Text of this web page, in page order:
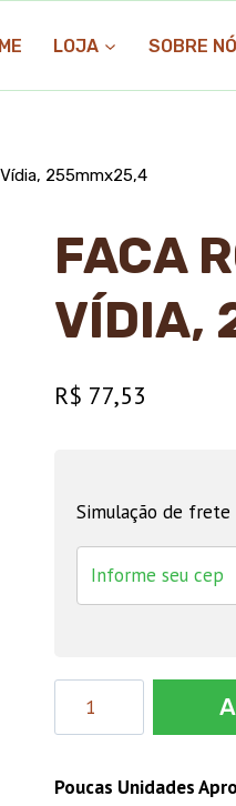
LOJA SOBRE
255mmx25,4
FACA
VÍDIA,
R$ 77,53
Simulação de frete
de
Poucas Unidades